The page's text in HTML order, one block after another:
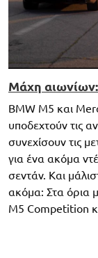
Μάχη
BMW M5 και
υποδεχτούν τις
συνεχίσουν τις
για ένα ακόμα
σεντάν. Και
ακόμα: Στα όρια
M5 Competition